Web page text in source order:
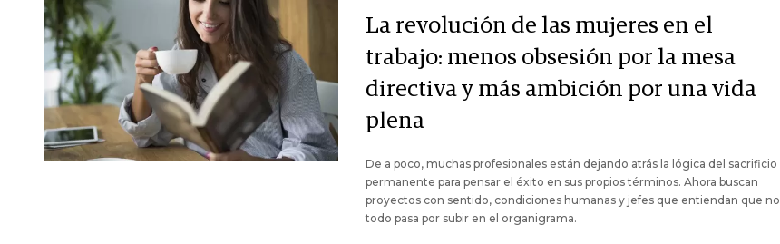
La revolución de las mujeres en el
trabajo: menos obsesión por la mesa
directiva y más ambición por una vida
plena
De a poco, muchas profesionales están dejando atrás la lógica del sacrificio
permanente para pensar el éxito en sus propios términos. Ahora buscan
proyectos con sentido, condiciones humanas y jefes que entiendan que no
todo pasa por subir en el organigrama.